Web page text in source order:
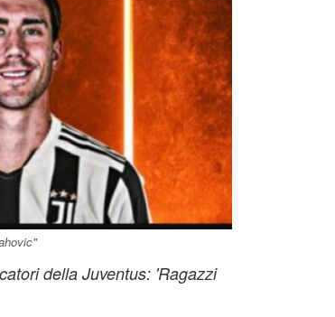
della Juventus: 'Ragazzi